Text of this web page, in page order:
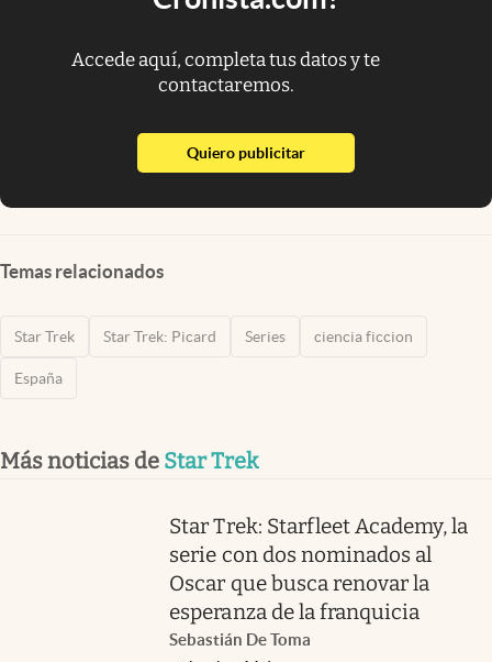
Accede aquí, completa tus datos y te
contactaremos.
Quiero publicitarabre en nueva pestaña
Temas relacionados
Star Trek Star Trek: Picard Series ciencia ficcion
España
Más noticias de Star Trek
Star Trek: Starfleet Academy, la
serie con dos nominados al
Oscar que busca renovar la
esperanza de la franquicia
Sebastián De Toma